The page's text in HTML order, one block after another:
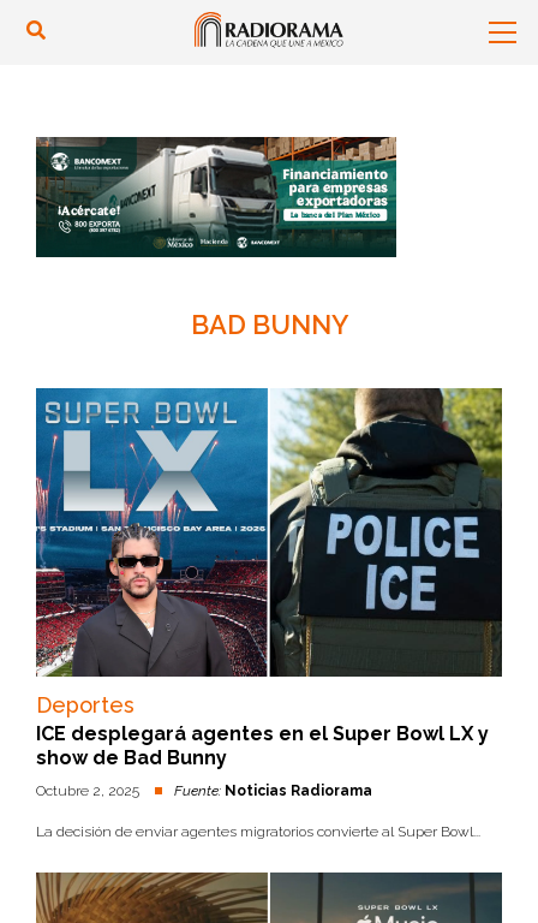
BAD BUNNY
Deportes
ICE desplegará agentes en el Super Bowl LX y
show de Bad Bunny
Octubre 2, 2025 Fuente: Noticias Radiorama
La decisión de enviar agentes migratorios convierte al Super Bowl...